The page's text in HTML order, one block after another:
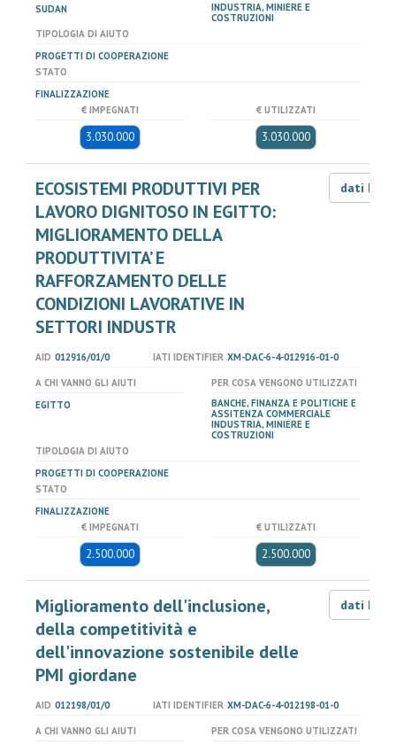
SUDAN
INDUSTRIA, MINIERE E
COSTRUZIONI
TIPOLOGIA DI AIUTO
PROGETTI DI COOPERAZIONE
STATO
FINALIZZAZIONE
€ IMPEGNATI
3.030.000
€ UTILIZZATI
3.030.000
ECOSISTEMI PRODUTTIVI PER
LAVORO DIGNITOSO IN EGITTO:
MIGLIORAMENTO DELLA
PRODUTTIVITA’ E
RAFFORZAMENTO DELLE
CONDIZIONI LAVORATIVE IN
SETTORI INDUSTR
dati LOD
AID 012916/01/0 IATI IDENTIFIER XM-DAC-6-4-012916-01-0
A CHI VANNO GLI AIUTI
EGITTO
PER COSA VENGONO UTILIZZATI
BANCHE, FINANZA E POLITICHE E
ASSITENZA COMMERCIALE
INDUSTRIA, MINIERE E
COSTRUZIONI
TIPOLOGIA DI AIUTO
PROGETTI DI COOPERAZIONE
STATO
FINALIZZAZIONE
€ IMPEGNATI
2.500.000
€ UTILIZZATI
2.500.000
Miglioramento dell'inclusione,
della competitività e
dell'innovazione sostenibile delle
PMI giordane
dati LOD
AID 012198/01/0 IATI IDENTIFIER XM-DAC-6-4-012198-01-0
A CHI VANNO GLI AIUTI PER COSA VENGONO UTILIZZATI